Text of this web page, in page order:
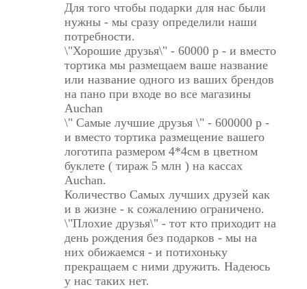
Для того чтобы подарки для нас были
нужны - мы сразу определили наши
потребности.
\"Хорошие друзья\" - 60000 р - и вместо
тортика мы размещаем ваше название
или название одного из ваших брендов
на пано при входе во все магазины
Auchan
\" Самые лучшие друзья \" - 600000 р -
и вместо тортика размещение вашего
логотипа размером 4*4см в цветном
буклете ( тираж 5 млн ) на кассах
Auchan.
Количество Самых лучших друзей как
и в жизне - к сожалению ограничено.
\"Плохие друзья\" - тот кто приходит на
день рождения без подарков - мы на
них обижаемся - и потихоньку
прекращаем с ними дружить. Надеюсь
у нас таких нет.